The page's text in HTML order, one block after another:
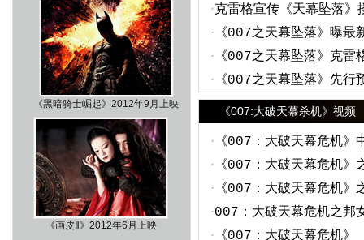
《黑暗骑士崛起》2012年9月上映
《画皮Ⅱ》2012年6月上映
·克雷格宣传《天幕坠落
· 《007之天幕坠落》曝
· 《007之天幕坠落》克雷
· 《007之天幕坠落》先
《007:大破天幕杀机》视频
· 《007：大破天幕危机》
· 《007：大破天幕危机》
· 《007：大破天幕危机》
·007：大破天幕危机之邦
· 《007：大破天幕危机